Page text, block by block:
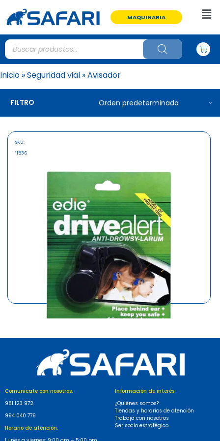
MAQUINARIA
Inicio »Seguridad vial »Avisador
FILTRO
SKU:
11536
AVISADOR MUSICAL
Comunicate con nosotros:
981 123 972
994 040 779
Horario de atención:
Información de interés
¿Quiénes somos?
Tiendas y horarios de atención
Trabaja con nosotros
Ser socio estratégico